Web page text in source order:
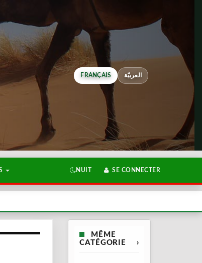
FRANÇAIS العربيّة
NUIT SE CONNECTER
MÊME
CATÉGORIE
›